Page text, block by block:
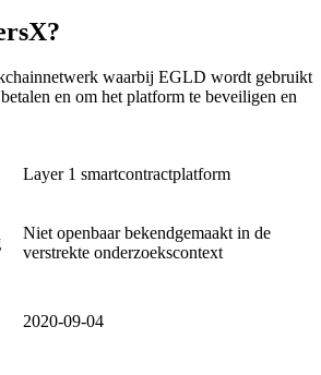
waarbij EGLD wordt gebruikt
en om het platform te beveiligen en
Layer 1 smartcontractplatform
Niet openbaar bekendgemaakt in de
verstrekte onderzoekscontext
2020-09-04